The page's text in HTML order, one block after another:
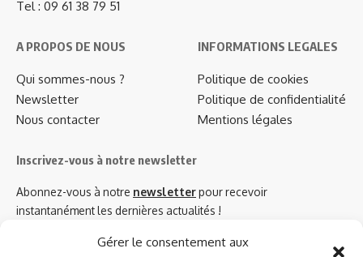
Gérer le consentement aux
Tel : 09 61 38 79 51
A PROPOS DE NOUS
Qui sommes-nous ?
Newsletter
Nous contacter
INFORMATIONS LEGALES
Politique de cookies
Politique de confidentialité
Mentions légales
Inscrivez-vous à notre newsletter
Abonnez-vous à notre newsletterpour recevoir
instantanément les dernières actualités !